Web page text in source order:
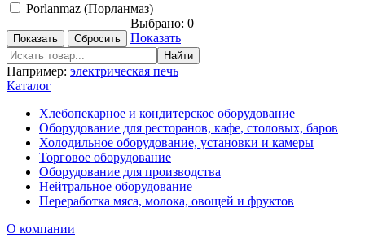
Porlanmaz (Порланмаз)
Выбрано: 0
Показать
Например: электрическая печь
Каталог
Хлебопекарное и кондитерское оборудование
Оборудование для ресторанов, кафе, столовых, баров
Холодильное оборудование, установки и камеры
Торговое оборудование
Оборудование для производства
Нейтральное оборудование
Переработка мяса, молока, овощей и фруктов
О компании